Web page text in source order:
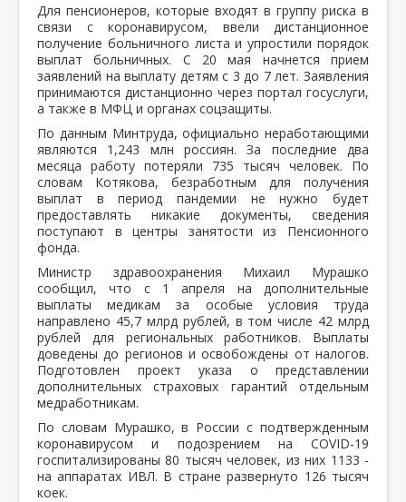
Для пенсионеров, которые входят в группу риска в
связи с коронавирусом, ввели дистанционное
получение больничного листа и упростили порядок
выплат больничных. С 20 мая начнется прием
заявлений на выплату детям с 3 до 7 лет. Заявления
принимаются дистанционно через портал госуслуги,
а также в МФЦ и органах соцзащиты.
По данным Минтруда, официально неработающими
являются 1,243 млн россиян. За последние два
месяца работу потеряли 735 тысяч человек. По
словам Котякова, безработным для получения
выплат в период пандемии не нужно будет
предоставлять никакие документы, сведения
поступают в центры занятости из Пенсионного
фонда.
Министр здравоохранения Михаил Мурашко
сообщил, что с 1 апреля на дополнительные
выплаты медикам за особые условия труда
направлено 45,7 млрд рублей, в том числе 42 млрд
рублей для региональных работников. Выплаты
доведены до регионов и освобождены от налогов.
Подготовлен проект указа о представлении
дополнительных страховых гарантий отдельным
медработникам.
По словам Мурашко, в России с подтвержденным
коронавирусом и подозрением на COVID-19
госпитализированы 80 тысяч человек, из них 1133 -
на аппаратах ИВЛ. В стране развернуто 126 тысяч
коек.